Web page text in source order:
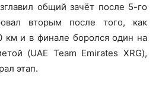
общий зачёт после 5-го
вторым после того, как
км и в финале боролся один на
(UAE Team Emirates XRG),
этап.